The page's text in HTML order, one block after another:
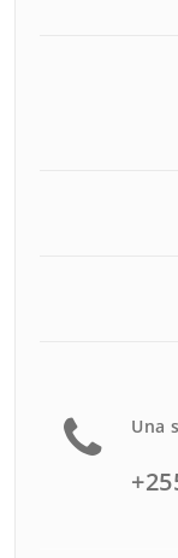
Una